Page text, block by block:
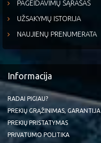
PAGEIDAVIMŲ SĄRAŠAS
UŽSAKYMŲ ISTORIJA
NAUJIENŲ PRENUMERATA
Informacija
RADAI PIGIAU?
PREKIŲ GRĄŽINIMAS, GARANTIJA
PREKIŲ PRISTATYMAS
PRIVATUMO POLITIKA